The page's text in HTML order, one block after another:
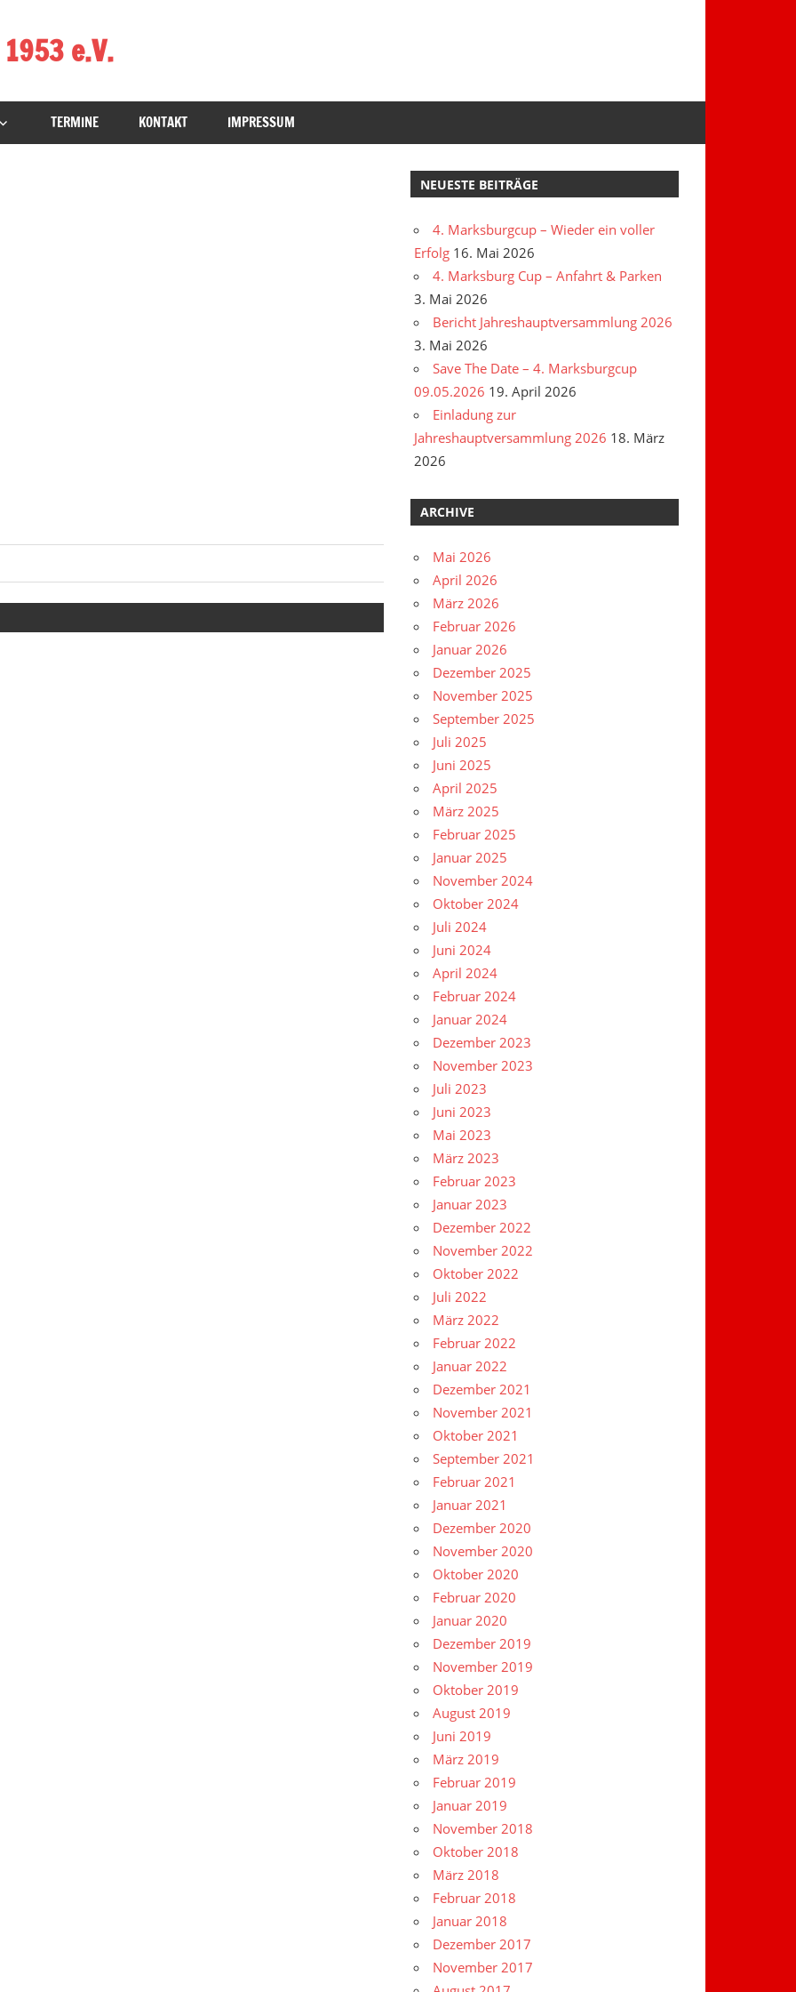
e.V.
TERMINE KONTAKT IMPRESSUM
NEUESTE BEITRÄGE
4. Marksburgcup – Wieder ein voller
Erfolg 16. Mai 2026
4. Marksburg Cup – Anfahrt & Parken
3. Mai 2026
Bericht Jahreshauptversammlung 2026
3. Mai 2026
Save The Date – 4. Marksburgcup
09.05.2026 19. April 2026
Einladung zur
Jahreshauptversammlung 2026 18. März
2026
ARCHIVE
Mai 2026
April 2026
März 2026
Februar 2026
Januar 2026
Dezember 2025
November 2025
September 2025
Juli 2025
Juni 2025
April 2025
März 2025
Februar 2025
Januar 2025
November 2024
Oktober 2024
Juli 2024
Juni 2024
April 2024
Februar 2024
Januar 2024
Dezember 2023
November 2023
Juli 2023
Juni 2023
Mai 2023
März 2023
Februar 2023
Januar 2023
Dezember 2022
November 2022
Oktober 2022
Juli 2022
März 2022
Februar 2022
Januar 2022
Dezember 2021
November 2021
Oktober 2021
September 2021
Februar 2021
Januar 2021
Dezember 2020
November 2020
Oktober 2020
Februar 2020
Januar 2020
Dezember 2019
November 2019
Oktober 2019
August 2019
Juni 2019
März 2019
Februar 2019
Januar 2019
November 2018
Oktober 2018
März 2018
Februar 2018
Januar 2018
Dezember 2017
November 2017